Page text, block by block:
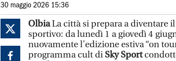
30 maggio 2026 15:36
OlbiaLa città si prepara a diventare
sportivo: da lunedì 1 a giovedì 4
nuovamente l’edizione estiva “on
programma cult di Sky Sport